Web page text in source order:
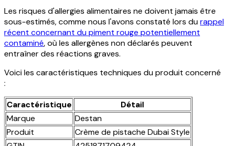
Les risques d'allergies alimentaires ne doivent jamais être
sous-estimés, comme nous l'avons constaté lors durappel
récent concernant du piment rouge potentiellement
contaminé, où les allergènes non déclarés peuvent
entraîner des réactions graves.
Voici les caractéristiques techniques du produit concerné
:
Caractéristique
Détail
Marque
Destan
Produit
Crème de pistache Dubai Style